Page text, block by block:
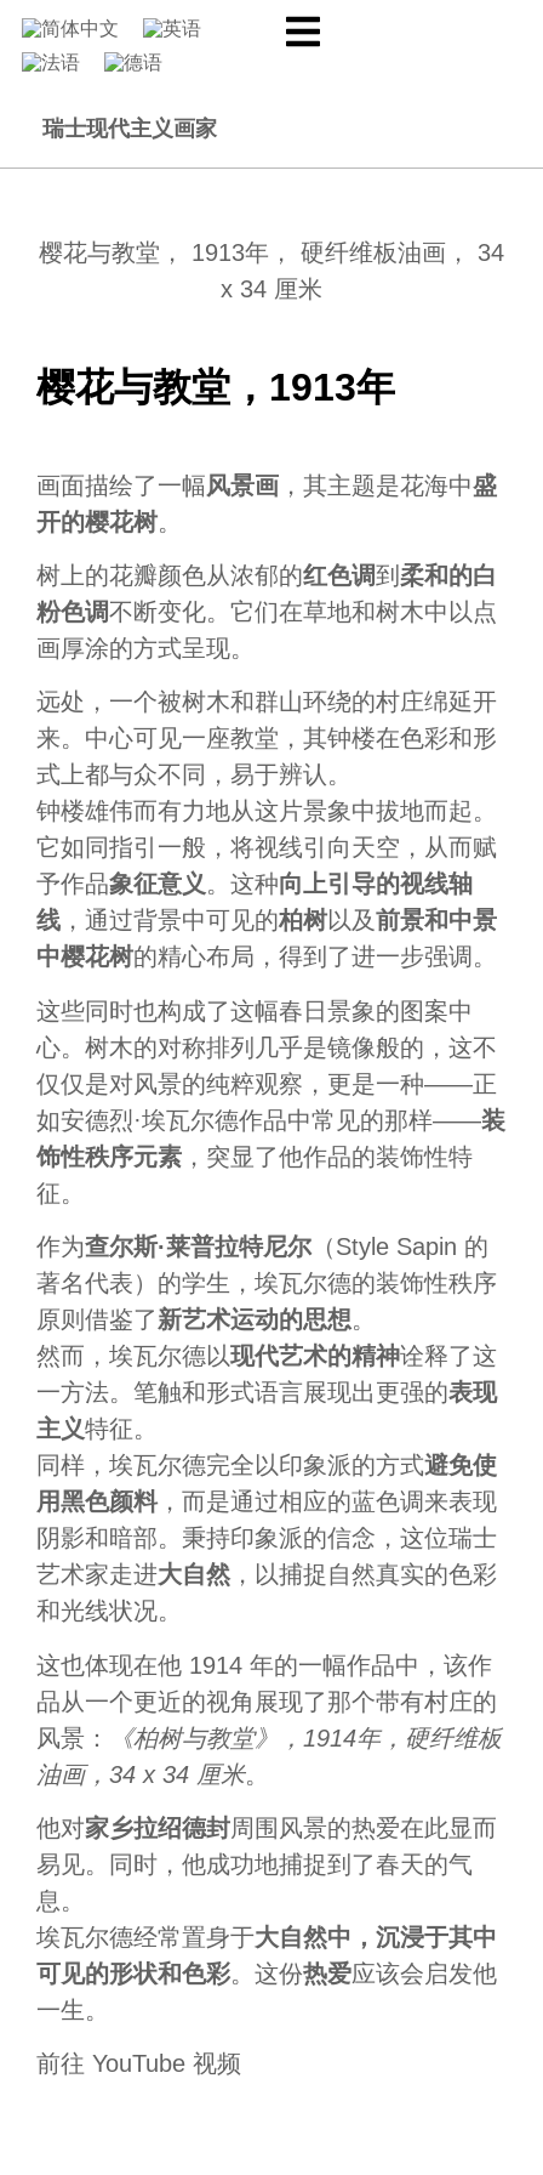
瑞士现代主义画家
樱花与教堂， 1913年， 硬纤维板油画， 34
x 34 厘米
樱花与教堂，1913年
画面描绘了一幅风景画 ，其主题是花海中盛
开的樱花树。
树上的花瓣颜色从浓郁的红色调到 柔和的白
粉色调不断变化。它们在草地和树木中以点
画厚涂的方式呈现。
远处，一个被树木和群山环绕的村庄绵延开
来。中心可见一座教堂，其钟楼在色彩和形
式上都与众不同，易于辨认。
钟楼雄伟而有力地从这片景象中拔地而起。
它如同指引一般，将视线引向天空，从而赋
予作品象征意义。这种向上引导的视线轴
线 ，通过背景中可见的柏树以及前景和中景
中樱花树的精心布局，得到了进一步强调。
这些同时也构成了这幅春日景象的图案中
心。树木的对称排列几乎是镜像般的，这不
仅仅是对风景的纯粹观察，更是一种——正
如安德烈·埃瓦尔德作品中常见的那样——装
饰性秩序元素 ，突显了他作品的装饰性特
征。
作为查尔斯·莱普拉特尼尔（Style Sapin 的
著名代表）的学生，埃瓦尔德的装饰性秩序
原则借鉴了新艺术运动的思想。
然而，埃瓦尔德以现代艺术的精神诠释了这
一方法。笔触和形式语言展现出更强的表现
主义特征。
同样，埃瓦尔德完全以印象派的方式避免使
用黑色颜料，而是通过相应的蓝色调来表现
阴影和暗部。秉持印象派的信念，这位瑞士
艺术家走进大自然，以捕捉自然真实的色彩
和光线状况。
这也体现在他 1914 年的一幅作品中，该作
品从一个更近的视角展现了那个带有村庄的
风景：
《柏树与教堂》，1914年，硬纤维板
油画，34 x 34 厘米。
他对家乡拉绍德封周围风景的热爱在此显而
易见。同时，他成功地捕捉到了春天的气
息。
埃瓦尔德经常置身于大自然中，沉浸于其中
可见的形状和色彩。这份热爱应该会启发他
一生。
前往 YouTube 视频